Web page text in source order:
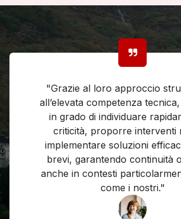
"Grazie al loro approccio
all’elevata competenza
in grado di individuare
criticità, proporre interventi
implementare soluzioni
brevi, garantendo continuità
anche in contesti
come i nostri."